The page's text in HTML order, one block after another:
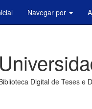
Navegar por
Digital de Teses e